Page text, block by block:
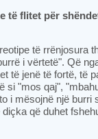
të flitet për
të rrënjosura
i vërtetë". Që
të jenë të fortë, të
si "mos qaj",
i mësojnë një burri
që duhet